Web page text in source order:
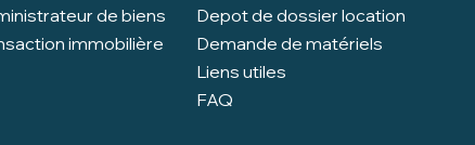
de biens
immobilière
Depot de dossier location
Demande de matériels
Liens utiles
FAQ